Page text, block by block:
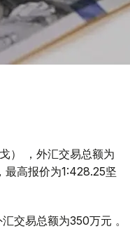
） ，外汇交易总额为
高报价为1:428.25坚
交易总额为350万元 。